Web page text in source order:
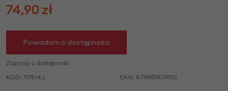
74,90 zł
Powiadom o dostępności
Zapytaj o dostępność
KOD: 717814J EAN: 8715957479510